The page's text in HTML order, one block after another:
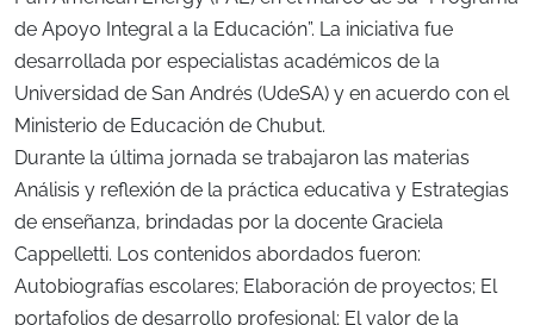
de Apoyo Integral a la Educación”. La iniciativa fue
desarrollada por especialistas académicos de la
Universidad de San Andrés (UdeSA) y en acuerdo con el
Ministerio de Educación de Chubut.
Durante la última jornada se trabajaron las materias
Análisis y reflexión de la práctica educativa y Estrategias
de enseñanza, brindadas por la docente Graciela
Cappelletti. Los contenidos abordados fueron:
Autobiografías escolares; Elaboración de proyectos; El
portafolios de desarrollo profesional; El valor de la